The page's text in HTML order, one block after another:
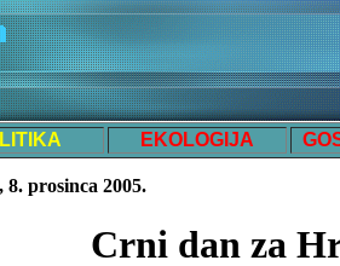
EKOLOGIJA
8. prosinca 2005.
Crni dan za